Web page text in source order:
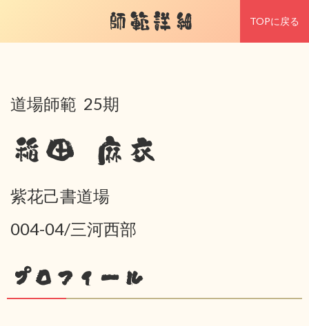
師範詳細 TOPに戻る
道場師範 25期
稲田 麻衣
紫花己書道場
004-04/三河西部
プロフィール